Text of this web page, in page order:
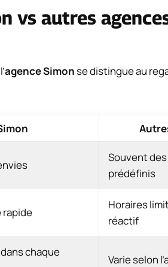
vs autres
agence Simonse distingue au
Souvent
prédéfinis
rapide
Horaires
réactif
chaque
Varie selon